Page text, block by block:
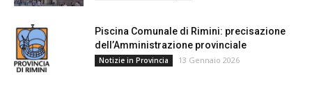
Piscina Comunale di Rimini: precisazione
dell’Amministrazione provinciale
Notizie in Provincia 13 Gennaio 2026